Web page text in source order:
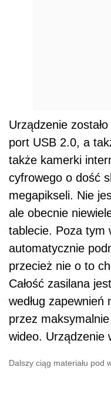
Urządzenie
port USB 2.0, a
także kamerki
cyfrowego o dość
megapikseli. Nie
ale obecnie
tablecie. Poza tym
automatycznie
przecież nie o to
Całość zasilana
według
przez
wideo. Urządzenie
Dalszy ciąg materiału pod